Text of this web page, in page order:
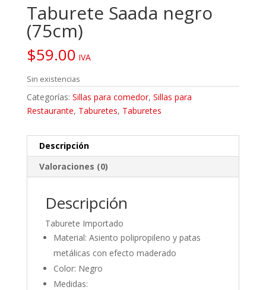
Taburete Saada negro
(75cm)
$59.00 IVA
Sin existencias
Categorías: Sillas para comedor, Sillas para
Restaurante, Taburetes, Taburetes
Descripción
Valoraciones (0)
Descripción
Taburete Importado
Material: Asiento polipropileno y patas
metálicas con efecto maderado
Color: Negro
Medidas: